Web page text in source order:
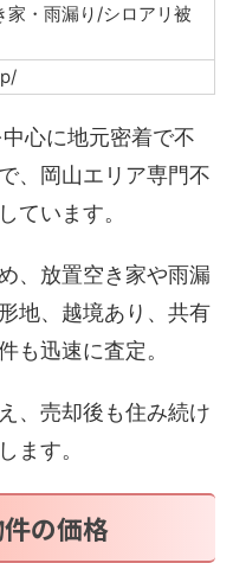
家・雨漏り/シロアリ被
心に地元密着で不
、岡山エリア専門不
ています。
、放置空き家や雨漏
地、越境あり、共有
も迅速に査定。
、売却後も住み続け
ます。
の価格